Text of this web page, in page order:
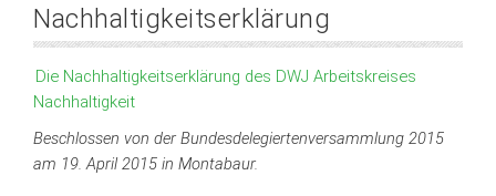
Nachhaltigkeitserklärung
Die Nachhaltigkeitserklärung des DWJ Arbeitskreises
Nachhaltigkeit
Beschlossen von der Bundesdelegiertenversammlung 2015
am 19. April 2015 in Montabaur.